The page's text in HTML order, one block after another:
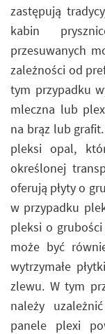
zastępują
kabin
przesuwanych
zależności od
tym przypadku
mleczna lub
na brąz lub
pleksi opal,
określonej
oferują płyty o
w przypadku
pleksi o
może być
wytrzymałe
zlewu. W tym
należy
panele plexi